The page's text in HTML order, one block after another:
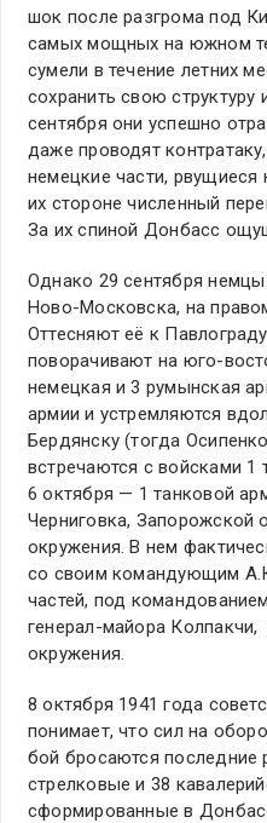
шок после разгрома под
самых мощных на южном
сумели в течение летних
сохранить свою
сентября они успешно
даже проводят
немецкие части,
их стороне численный
За их спиной Донбасс
Однако 29 сентября
Ново-Московска, на
Оттесняют её к
поворачивают на юго-
немецкая и 3 румынская
армии и устремляются
Бердянску (тогда
встречаются с войсками 1
6 октября — 1 танковой
Черниговка, Запорожской
окружения. В нем
со своим командующим
частей, под
генерал-майора
окружения.
8 октября 1941 года
понимает, что сил на
бой бросаются последние
стрелковые и 38
сформированные в